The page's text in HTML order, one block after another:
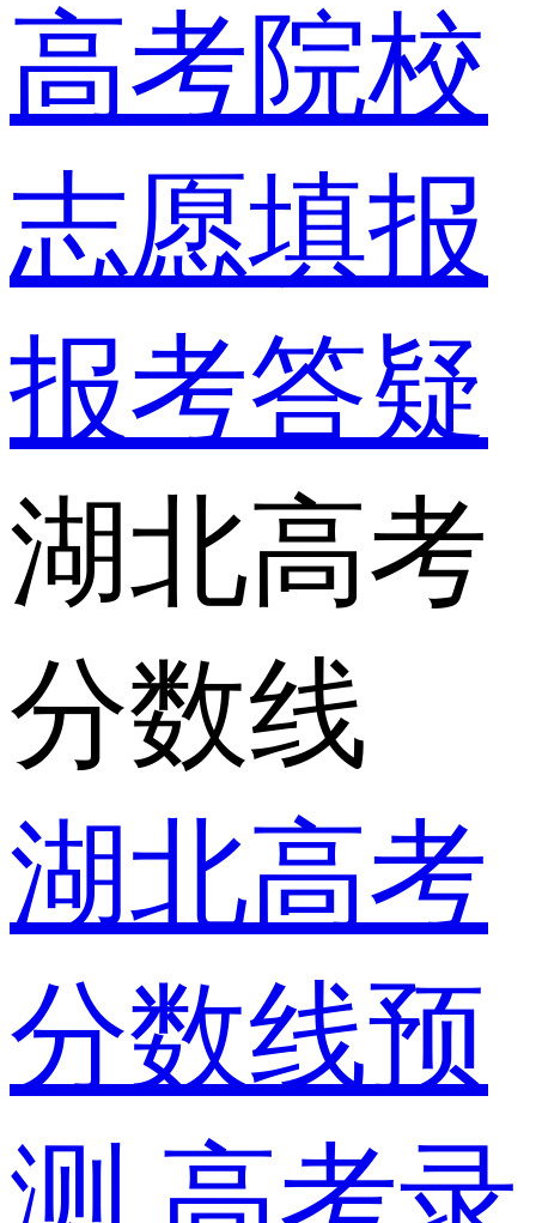
高考院校
志愿填报
报考答疑
湖北高考
分数线
湖北高考
分数线预